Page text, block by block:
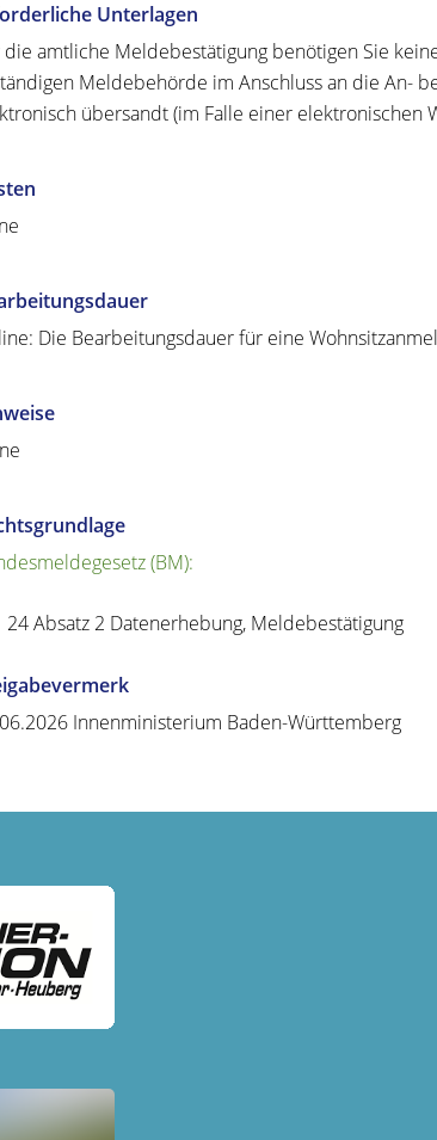
Unterlagen
die amtliche Meldebestätigung benötigen Sie
Meldebehörde im Anschluss an die An-
übersandt (im Falle einer elektronischen
Die Bearbeitungsdauer für eine
(BM):
24 Absatz 2 Datenerhebung, Meldebestätigung
Innenministerium Baden-Württemberg